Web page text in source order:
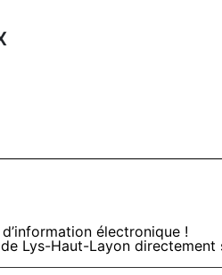
électronique !
Lys-Haut-Layon directement